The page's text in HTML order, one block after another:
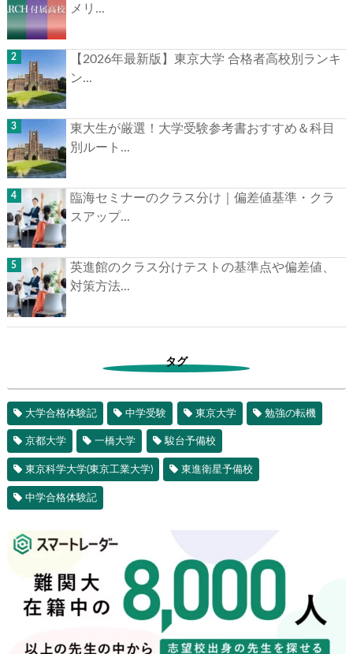
メリ...
【2026年最新版】東京大学 合格者高校別ランキ
ン...
東大生が厳選！大学受験参考書おすすめ＆科目
別ルート...
臨海セミナーのクラス分け｜偏差値基準・クラ
スアップ...
英進館のクラス分けテストの基準点や偏差値、
対策方法...
タグ
大学合格体験記 中学受験 東京大学 勉強の転機
京都大学 一橋大学 駿台予備校
東京科学大学(東京工業大学) 東進衛星予備校
中学合格体験記